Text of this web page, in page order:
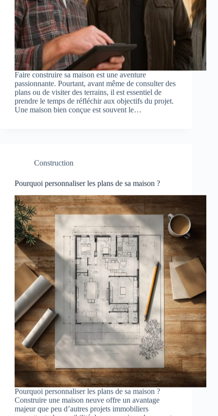
Faire construire sa maison est une aventure
passionnante. Pourtant, avant même de consulter des
plans ou de visiter des terrains, il est essentiel de
prendre le temps de réfléchir aux objectifs du projet.
Une maison bien conçue est souvent le…
Construction
Pourquoi personnaliser les plans de sa maison ?
Pourquoi personnaliser les plans de sa maison ?
Construire une maison neuve offre un avantage
majeur que peu d’autres projets immobiliers